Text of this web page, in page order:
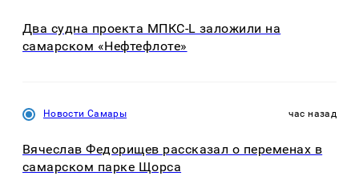
Два судна проекта МПКС-L заложили на
самарском «Нефтефлоте»
Новости Самары час назад
Вячеслав Федорищев рассказал о переменах в
самарском парке Щорса